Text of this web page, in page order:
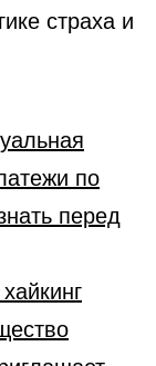
страха и
по
перед